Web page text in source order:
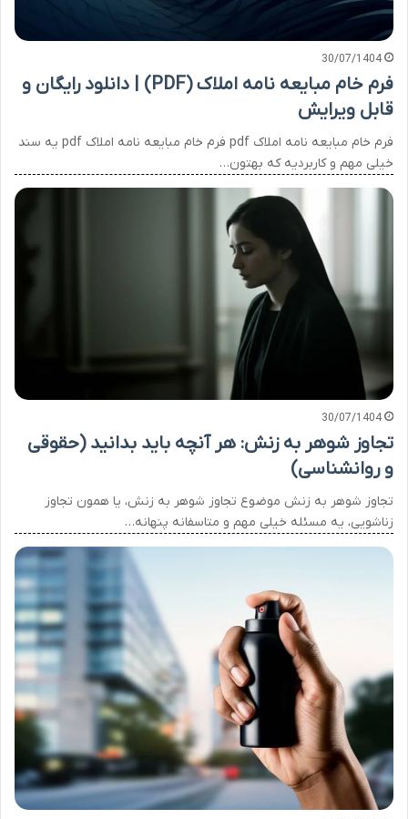
30/07/1404
فرم خام مبایعه نامه املاک (PDF) | دانلود رایگان و
قابل ویرایش
فرم خام مبایعه نامه املاک pdf فرم خام مبایعه نامه املاک pdf یه سند
خیلی مهم و کاربردیه که بهتون…
30/07/1404
تجاوز شوهر به زنش: هر آنچه باید بدانید (حقوقی
و روانشناسی)
تجاوز شوهر به زنش موضوع تجاوز شوهر به زنش، یا همون تجاوز
زناشویی، یه مسئله خیلی مهم و متاسفانه پنهانه…